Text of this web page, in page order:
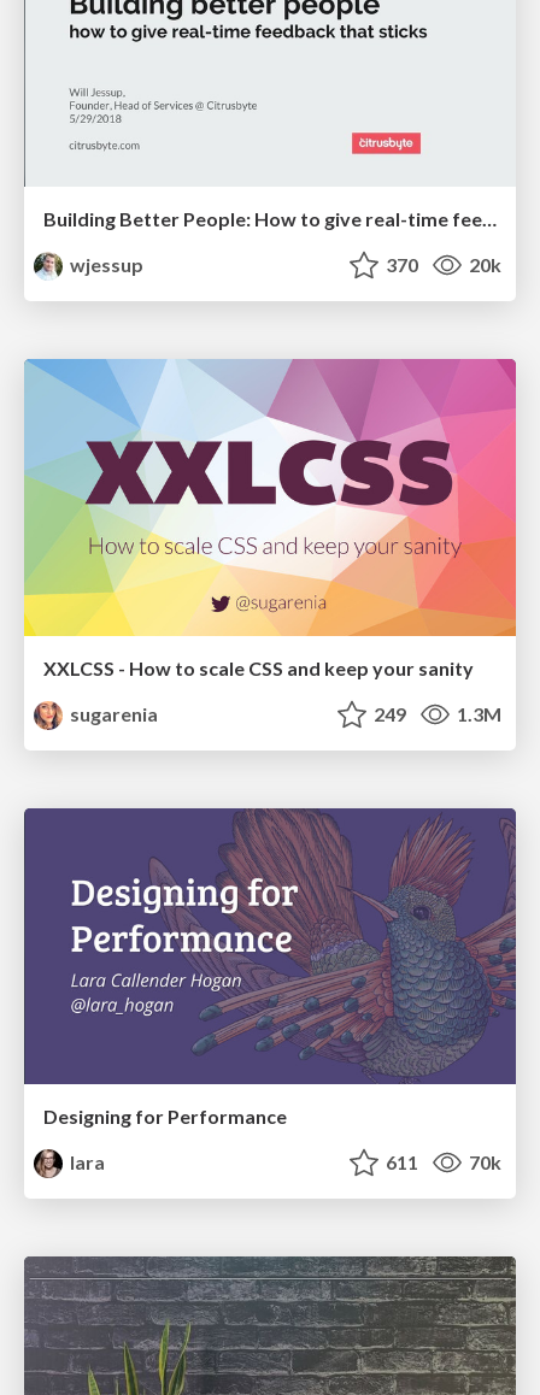
Building Better People: How to give real-time feedback that sticks.
wjessup
370 20k
XXLCSS - How to scale CSS and keep your sanity
sugarenia
249 1.3M
Designing for Performance
lara
611 70k